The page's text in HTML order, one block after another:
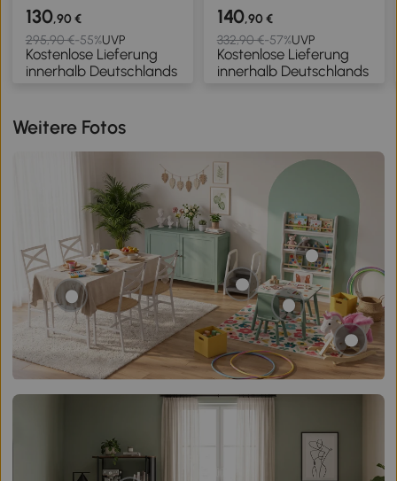
mit
Kautschukholzbeinen,
Polstersofa für
Wohnzimmer,
Cremeweiß
130,90 €
295,90 €-55%UVP
Kostenlose Lieferung
innerhalb Deutschlands
Lounge-Sessel mit
Kautschukholzrahmen,
für Wohnzimmer,
Schlafzimmer,
140,90 €
332,90 €-57%UVP
Kostenlose Lieferung
innerhalb Deutschlands
Weitere Fotos